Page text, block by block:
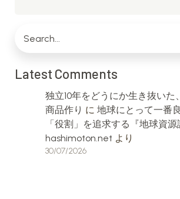
Latest Comments
独立10年をどうにか生き抜いた
商品作り に 地球にとって一番
「役割」を追求する『地球資
hashimoton.net より
30/07/2026